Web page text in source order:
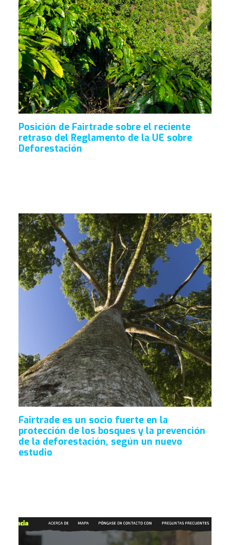
Posición de Fairtrade sobre el reciente
retraso del Reglamento de la UE sobre
Deforestación
Fairtrade es un socio fuerte en la
protección de los bosques y la prevención
de la deforestación, según un nuevo
estudio